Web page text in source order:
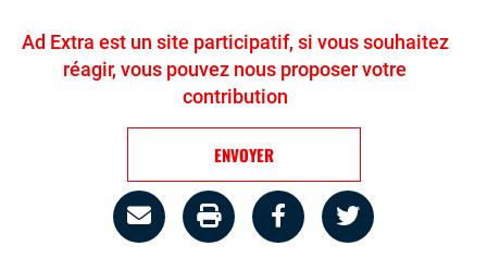
Ad Extra est un site participatif, si vous souhaitez
réagir, vous pouvez nous proposer votre
contribution
ENVOYER
Partage
par
ImprimerPartager
sur
Partager